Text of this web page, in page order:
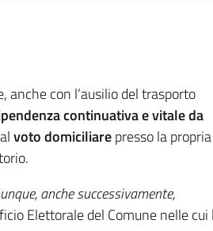
con l’ausilio del trasporto
continuativa e vitale da
voto domiciliarepresso la propria
anche successivamente,
Elettorale del Comune nelle cui